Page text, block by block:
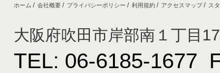
ホーム 会社概要 プライバシーポリシー 利用規約 アクセスマップ ス
大阪府吹田市岸部南１丁目
TEL: 06-6185-1677